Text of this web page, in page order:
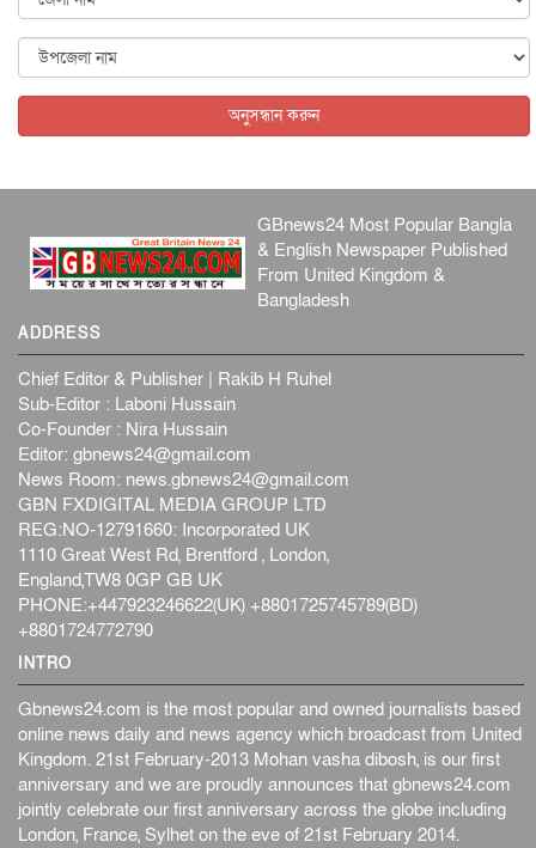
আন্তর্জাতিক ৫ আগস্ট, ২০২৬
অনুসন্ধান করুন
GBnews24 Most Popular Bangla
& English Newspaper Published
From United Kingdom &
Bangladesh
ADDRESS
Chief Editor & Publisher | Rakib H Ruhel
Sub-Editor : Laboni Hussain
Co-Founder : Nira Hussain
Editor: gbnews24@gmail.com
News Room: news.gbnews24@gmail.com
GBN FXDIGITAL MEDIA GROUP LTD
REG:NO-12791660: Incorporated UK
1110 Great West Rd, Brentford , London,
England,TW8 0GP GB UK
PHONE:+447923246622(UK) +8801725745789(BD)
+8801724772790
INTRO
Gbnews24.com is the most popular and owned journalists based
online news daily and news agency which broadcast from United
Kingdom. 21st February-2013 Mohan vasha dibosh, is our first
anniversary and we are proudly announces that gbnews24.com
jointly celebrate our first anniversary across the globe including
London, France, Sylhet on the eve of 21st February 2014.